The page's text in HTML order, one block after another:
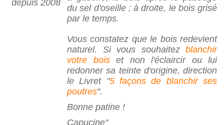
depuis 2008
du sel d'oseille ; à droite, le bois grisé
par le temps.
Vous constatez que le bois redevient
naturel. Si vous souhaitez blanchir
votre boiset non l'éclaircir ou lui
redonner sa teinte d'origine, direction
le Livret "5 façons de blanchir ses
poutres".
Bonne patine !
Capucine"